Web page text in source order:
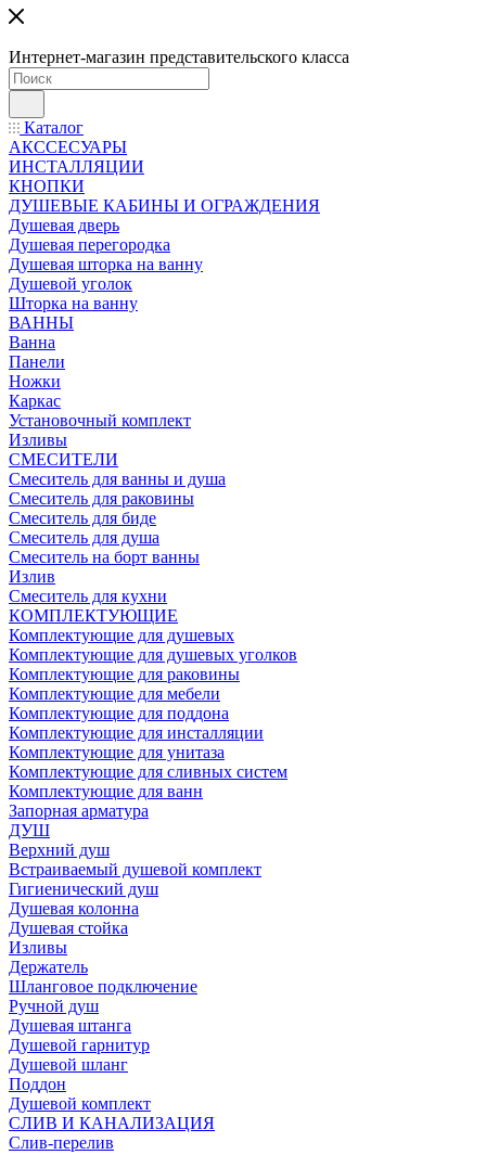
Интернет-магазин представительского класса
Каталог
АКССЕСУАРЫ
ИНСТАЛЛЯЦИИ
КНОПКИ
ДУШЕВЫЕ КАБИНЫ И ОГРАЖДЕНИЯ
Душевая дверь
Душевая перегородка
Душевая шторка на ванну
Душевой уголок
Шторка на ванну
ВАННЫ
Ванна
Панели
Ножки
Каркас
Установочный комплект
Изливы
СМЕСИТЕЛИ
Смеситель для ванны и душа
Смеситель для раковины
Смеситель для биде
Смеситель для душа
Смеситель на борт ванны
Излив
Смеситель для кухни
КОМПЛЕКТУЮЩИЕ
Комплектующие для душевых
Комплектующие для душевых уголков
Комплектующие для раковины
Комплектующие для мебели
Комплектующие для поддона
Комплектующие для инсталляции
Комплектующие для унитаза
Комплектующие для сливных систем
Комплектующие для ванн
Запорная арматура
ДУШ
Верхний душ
Встраиваемый душевой комплект
Гигиенический душ
Душевая колонна
Душевая стойка
Изливы
Держатель
Шланговое подключение
Ручной душ
Душевая штанга
Душевой гарнитур
Душевой шланг
Поддон
Душевой комплект
СЛИВ И КАНАЛИЗАЦИЯ
Слив-перелив